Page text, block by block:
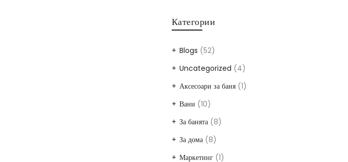
Категории
Blogs (52)
Uncategorized (4)
Аксесоари за баня(1)
Вани (10)
За банята(8)
За дома(8)
Маркетинг(1)